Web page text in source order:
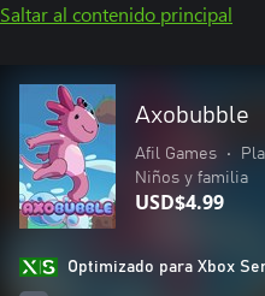
Saltar al contenido principal
Axobubble
Afil Games •
Niños y familia
USD$4.99
Optimizado para Xbox